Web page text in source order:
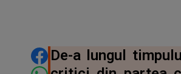
DISTRIBUIE ARTICOLUL
De-a lungul